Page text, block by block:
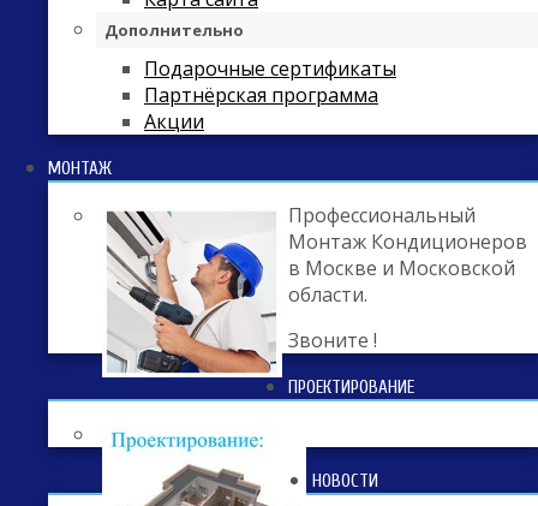
Дополнительно
Подарочные сертификаты
Партнёрская программа
Акции
МОНТАЖ
Профессиональный
Монтаж Кондиционеров
в Москве и Московской
области.
Звоните !
ПРОЕКТИРОВАНИЕ
НОВОСТИ